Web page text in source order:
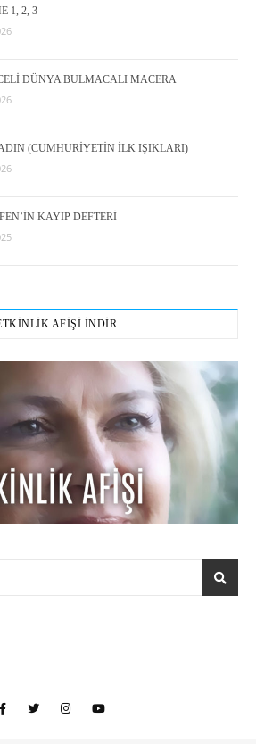
1, 2, 3
DÜNYA BULMACALI MACERA
(CUMHURİYETİN İLK IŞIKLARI)
KAYIP DEFTERİ
AFİŞİ İNDİR